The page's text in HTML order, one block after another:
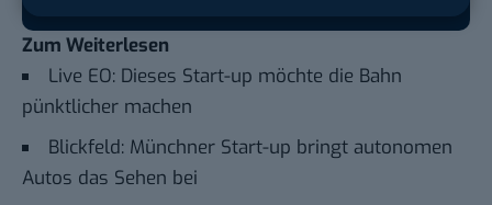
Zum Weiterlesen
Live EO: Dieses Start-up möchte die Bahn
pünktlicher machen
Blickfeld: Münchner Start-up bringt autonomen
Autos das Sehen bei